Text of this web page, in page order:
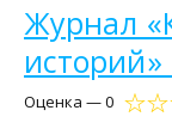
Журнал
историй»
Оценка — 0